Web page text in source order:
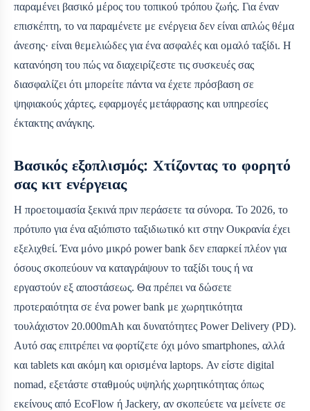
παραμένει βασικό μέρος του τοπικού τρόπου ζωής. Για έναν
επισκέπτη, το να παραμένετε με ενέργεια δεν είναι απλώς θέμα
άνεσης· είναι θεμελιώδες για ένα ασφαλές και ομαλό ταξίδι. Η
κατανόηση του πώς να διαχειρίζεστε τις συσκευές σας
διασφαλίζει ότι μπορείτε πάντα να έχετε πρόσβαση σε
ψηφιακούς χάρτες, εφαρμογές μετάφρασης και υπηρεσίες
έκτακτης ανάγκης.
Βασικός εξοπλισμός: Χτίζοντας το φορητό
σας κιτ ενέργειας
Η προετοιμασία ξεκινά πριν περάσετε τα σύνορα. Το 2026, το
πρότυπο για ένα αξιόπιστο ταξιδιωτικό κιτ στην Ουκρανία έχει
εξελιχθεί. Ένα μόνο μικρό power bank δεν επαρκεί πλέον για
όσους σκοπεύουν να καταγράψουν το ταξίδι τους ή να
εργαστούν εξ αποστάσεως. Θα πρέπει να δώσετε
προτεραιότητα σε ένα power bank με χωρητικότητα
τουλάχιστον 20.000mAh και δυνατότητες Power Delivery (PD).
Αυτό σας επιτρέπει να φορτίζετε όχι μόνο smartphones, αλλά
και tablets και ακόμη και ορισμένα laptops. Αν είστε digital
nomad, εξετάστε σταθμούς υψηλής χωρητικότητας όπως
εκείνους από EcoFlow ή Jackery, αν σκοπεύετε να μείνετε σε